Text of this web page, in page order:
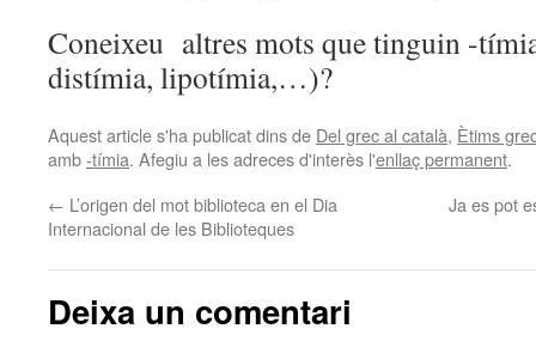
Coneixeu altres mots que tinguin -
distímia, lipotímia,…)?
Aquest article s'ha publicat dins de Del grec al català, Ètims
amb-tímia. Afegiu a les adreces d'interès l'enllaç permanent.
← L’origen del mot biblioteca en el Dia
Internacional de les Biblioteques
Ja es pot
Deixa un comentari